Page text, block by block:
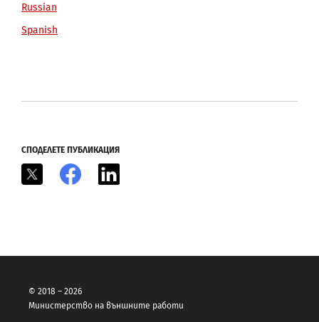
Russian
Spanish
СПОДЕЛЕТЕ ПУБЛИКАЦИЯ
Facebook
© 2018 – 2026
Министерство на външните работи